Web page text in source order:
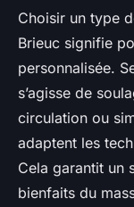
Choisir un type
Brieuc signifie
personnalisée.
s’agisse de
circulation ou
adaptent les
Cela garantit un
bienfaits du